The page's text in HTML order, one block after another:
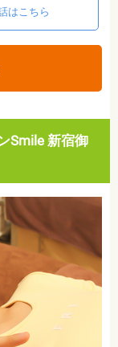
はこちら
Smile 新宿御